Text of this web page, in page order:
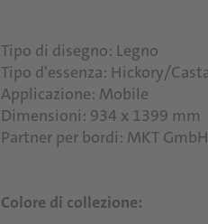
Tipo di disegno: Legno
Tipo d'essenza: Hickory/
Applicazione: Mobile
Dimensioni: 934 x 1399 mm
Partner per bordi: MKT GmbH
Colore di collezione: